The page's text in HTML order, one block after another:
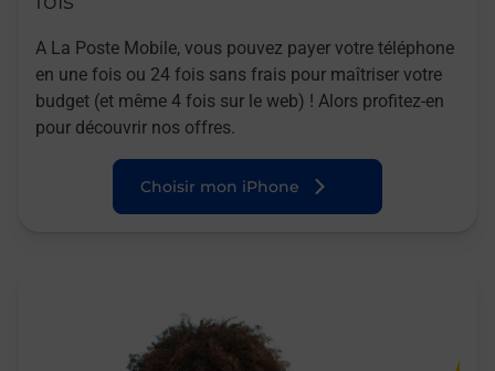
A La Poste Mobile, vous pouvez payer votre téléphone
en une fois ou 24 fois sans frais pour maîtriser votre
budget (et même 4 fois sur le web) ! Alors profitez-en
pour découvrir nos offres.
Choisir mon iPhone